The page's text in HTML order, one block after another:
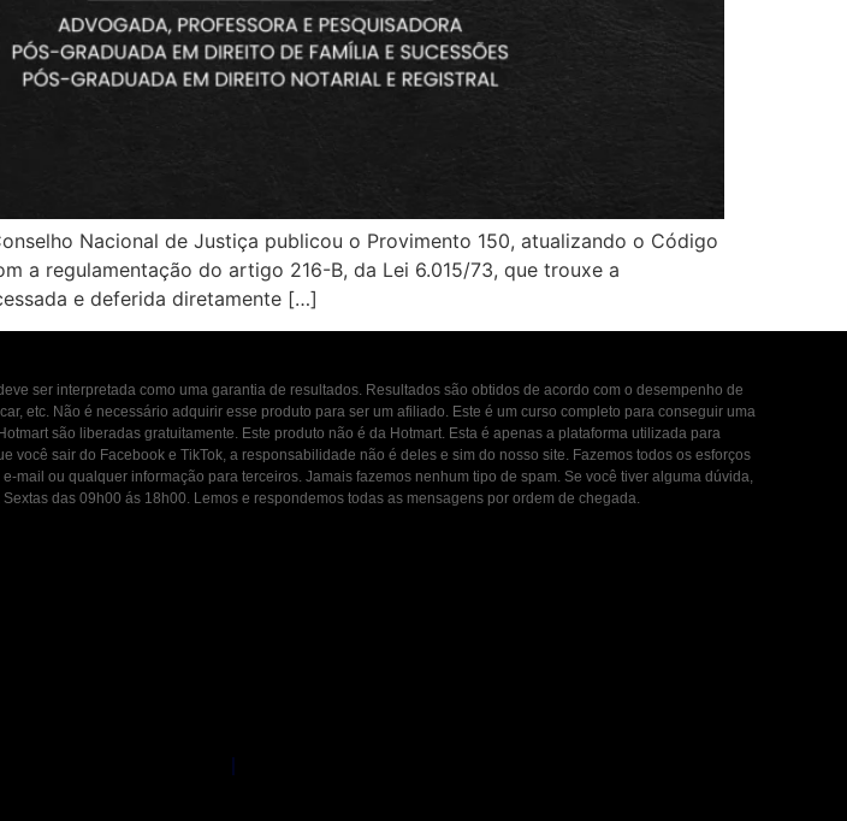
Nacional de Justiça publicou o Provimento 150, atualizando o Código
a regulamentação do artigo 216-B, da Lei 6.015/73, que trouxe a
e deferida diretamente […]
ser interpretada como uma garantia de resultados. Resultados são obtidos de acordo com o desempenho de
etc. Não é necessário adquirir esse produto para ser um afiliado. Este é um curso completo para conseguir uma
são liberadas gratuitamente. Este produto não é da Hotmart. Esta é apenas a plataforma utilizada para
sair do Facebook e TikTok, a responsabilidade não é deles e sim do nosso site. Fazemos todos os esforços
ou qualquer informação para terceiros. Jamais fazemos nenhum tipo de spam. Se você tiver alguma dúvida,
das 09h00 ás 18h00. Lemos e respondemos todas as mensagens por ordem de chegada.
|